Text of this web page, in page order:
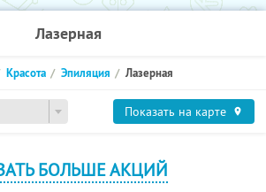
Лазерная
Красота Эпиляция Лазерная
Показать на карте
БОЛЬШЕ АКЦИЙ